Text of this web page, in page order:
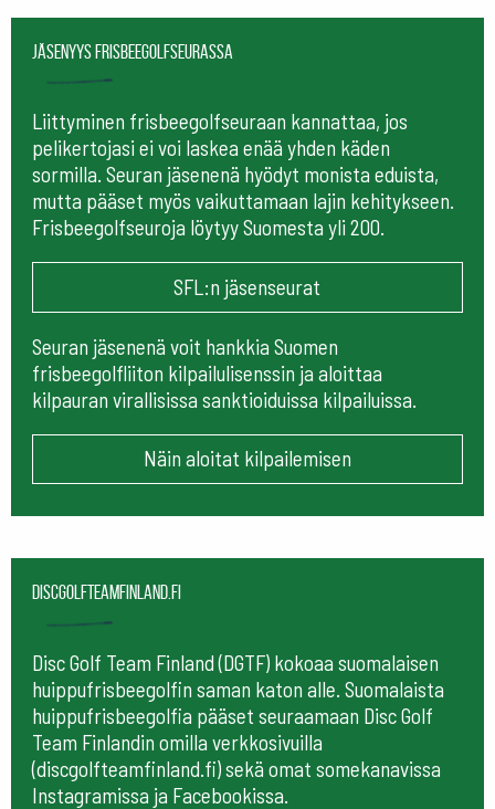
Jäsenyys frisbeegolfseurassa
Liittyminen frisbeegolfseuraan kannattaa, jos
pelikertojasi ei voi laskea enää yhden käden
sormilla. Seuran jäsenenä hyödyt monista eduista,
mutta pääset myös vaikuttamaan lajin kehitykseen.
Frisbeegolfseuroja löytyy Suomesta yli 200.
SFL:n jäsenseurat
Seuran jäsenenä voit hankkia Suomen
frisbeegolfliiton kilpailulisenssin ja aloittaa
kilpauran virallisissa sanktioiduissa kilpailuissa.
Näin aloitat kilpailemisen
Discgolfteamfinland.fi
Disc Golf Team Finland (DGTF) kokoaa suomalaisen
huippufrisbeegolfin saman katon alle. Suomalaista
huippufrisbeegolfia pääset seuraamaan Disc Golf
Team Finlandin omilla verkkosivuilla
(discgolfteamfinland.fi) sekä omat somekanavissa
Instagramissa ja Facebookissa.